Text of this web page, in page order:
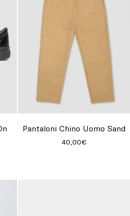
Pantaloni Chino Uomo Sand
40,00€